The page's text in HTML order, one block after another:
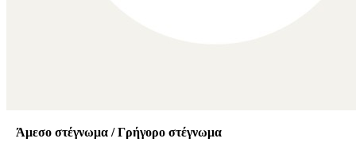
Άμεσο στέγνωμα / Γρήγορο στέγνωμα